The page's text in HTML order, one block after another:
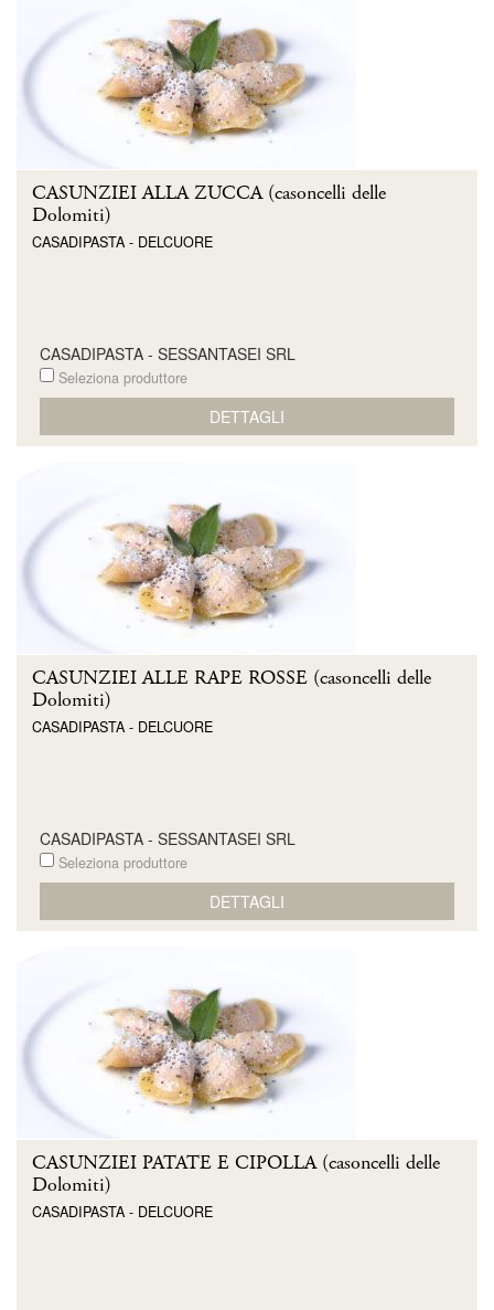
CASUNZIEI ALLA ZUCCA (casoncelli delle
Dolomiti)
CASADIPASTA - DELCUORE
CASADIPASTA - SESSANTASEI SRL
Seleziona produttore
DETTAGLI
CASUNZIEI ALLE RAPE ROSSE (casoncelli delle
Dolomiti)
CASADIPASTA - DELCUORE
CASADIPASTA - SESSANTASEI SRL
Seleziona produttore
DETTAGLI
CASUNZIEI PATATE E CIPOLLA (casoncelli delle
Dolomiti)
CASADIPASTA - DELCUORE